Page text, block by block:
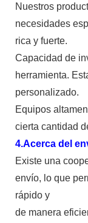
Nuestros
necesidades
rica y fuerte.
Capacidad de
herramienta.
personalizado.
Equipos
cierta cantidad
4.Acerca del
Existe una
envío, lo que
rápido y
de manera